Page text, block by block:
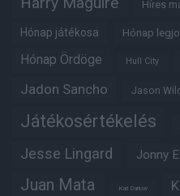
Híres
Hónap játékosa Hónap
Hónap Ördöge Hull City
Jadon Sancho Jason
Játékosértékelés
Jesse Lingard Jonny
Juan Mata Karl Darlow